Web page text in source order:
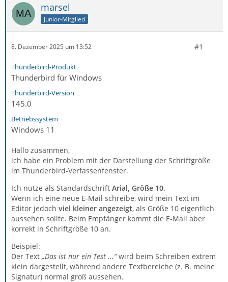
marsel
Junior-Mitglied
8. Dezember 2025 um 13:52 #1
Thunderbird-Produkt
Thunderbird für Windows
Thunderbird-Version
145.0
Betriebssystem
Windows 11
Hallo zusammen,
ich habe ein Problem mit der Darstellung der Schriftgröße
im Thunderbird-Verfassenfenster.
Ich nutze als Standardschrift Arial, Größe 10.
Wenn ich eine neue E-Mail schreibe, wird mein Text im
Editor jedoch viel kleiner angezeigt, als Größe 10 eigentlich
aussehen sollte. Beim Empfänger kommt die E-Mail aber
korrekt in Schriftgröße 10 an.
Beispiel:
Der Text „Das ist nur ein Test ...“wird beim Schreiben extrem
klein dargestellt, während andere Textbereiche (z. B. meine
Signatur) normal groß aussehen.